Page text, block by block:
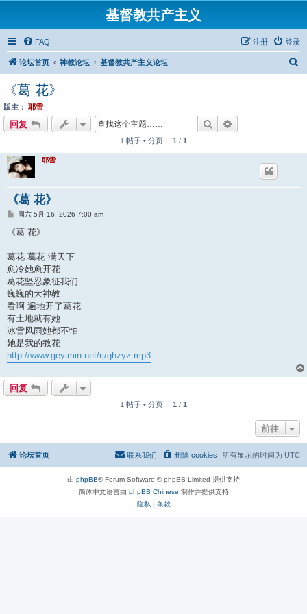
基督教共产主义
FAQ 登录
注册
论坛首页 神教论坛 基督教共产主义论坛
《葛 花》
版主： 耶雪
回复 搜索
1 帖子 • 分页： 1 / 1
耶雪
《葛 花》
帖周六 5月 16, 2026 7:00 am
《葛 花》
葛花 葛花 满天下
愈冷她愈开花
葛花坚忍象征我们
巍巍的大神教
看啊 遍地开了葛花
有土地就有她
冰雪风雨她都不怕
她是我的教花
http://www.geyimin.net/rj/ghzyz.mp3
回复
1 帖子 • 分页： 1 / 1
前往
论坛首页 所有显示的时间为 UTC
删除 cookies
联系我们
由 phpBB® Forum Software © phpBB Limited 提供支持
简体中文语言由 phpBB Chinese 制作并提供支持
隐私 | 条款